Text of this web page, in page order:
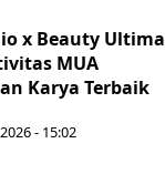
x Beauty Ultima
MUA
Karya Terbaik
- 15:02